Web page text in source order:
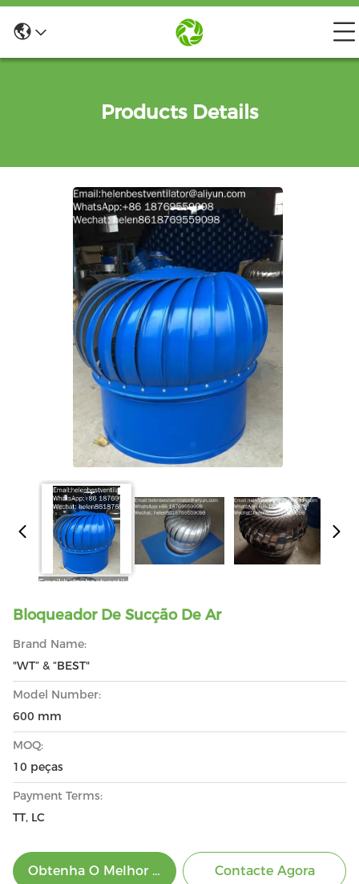
Products Details
Bloqueador De Sucção De Ar
Brand Name:
"WT” & “BEST"
Model Number:
600 mm
MOQ:
10 peças
Payment Terms:
TT, LC
Obtenha O Melhor Preço Contacte Agora